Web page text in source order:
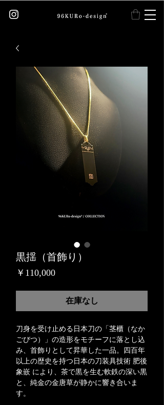
黒揺（首飾り）
￥110,000価
在庫なし
刀身を受け止める日本刀の「茎櫃（なか
ごびつ）」の造形をモチーフに落とし込
み、首飾りとして昇華した一品。四百年
以上の歴史を持つ日本の刀装具技術 肥後
象嵌 により、茶で黒を生む軟鉄の深い黒
と、純金の金唐草が静かに響き合いま
す。